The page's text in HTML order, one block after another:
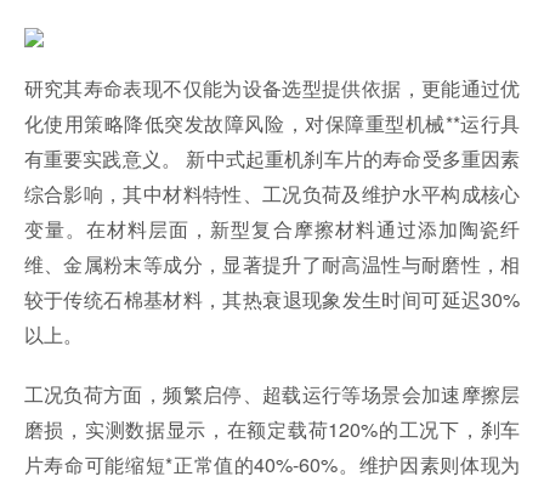
研究其寿命表现不仅能为设备选型提供依据，更能通过优
化使用策略降低突发故障风险，对保障重型机械**运行具
有重要实践意义。 新中式起重机刹车片的寿命受多重因素
综合影响，其中材料特性、工况负荷及维护水平构成核心
变量。在材料层面，新型复合摩擦材料通过添加陶瓷纤
维、金属粉末等成分，显著提升了耐高温性与耐磨性，相
较于传统石棉基材料，其热衰退现象发生时间可延迟30%
以上。
工况负荷方面，频繁启停、超载运行等场景会加速摩擦层
磨损，实测数据显示，在额定载荷120%的工况下，刹车
片寿命可能缩短*正常值的40%-60%。维护因素则体现为